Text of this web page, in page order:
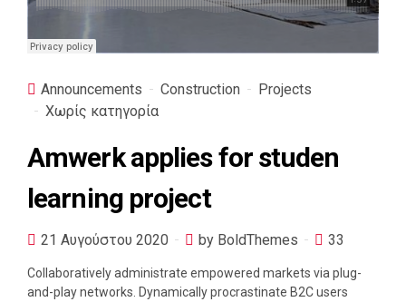
Announcements Construction
Projects
Χωρίς κατηγορία
Amwerk applies for studen
learning project
21 Αυγούστου 2020 by BoldThemes 33
Collaboratively administrate empowered markets via plug-
and-play networks. Dynamically procrastinate B2C users